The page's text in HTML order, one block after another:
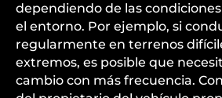
dependiendo de las
el entorno. Por ejemplo, si
regularmente en terrenos
extremos, es posible que
cambio con más frecuencia.